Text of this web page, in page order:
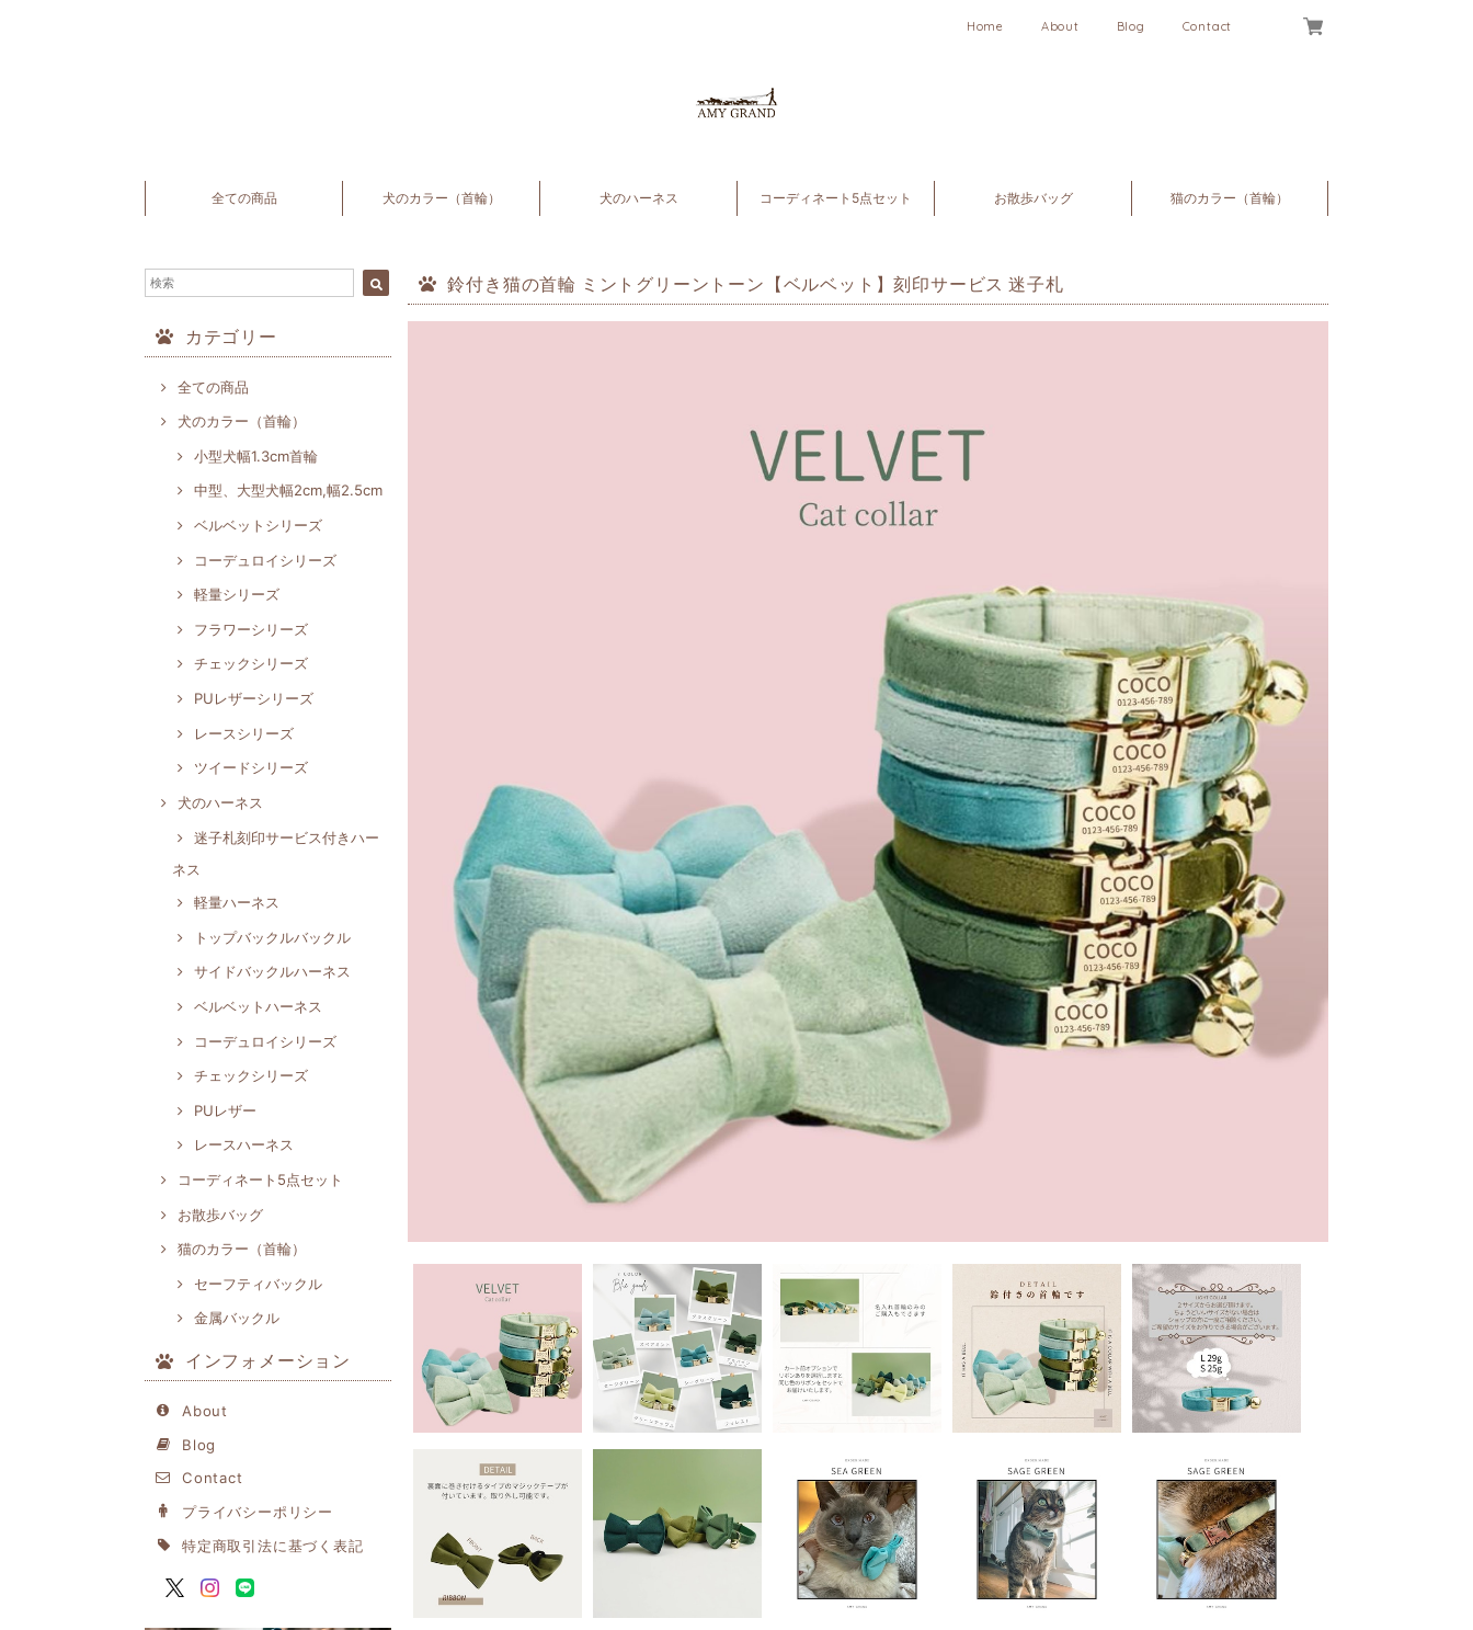
Home About Blog Contact
全ての商品 犬のカラー（首輪） 犬のハーネス コーディネート5点セット お散歩バッグ 猫のカラー（首輪）
カテゴリー
全ての商品
犬のカラー（首輪）
小型犬幅1.3cm首輪
中型、大型犬幅2cm,幅2.5cm
ベルベットシリーズ
コーデュロイシリーズ
軽量シリーズ
フラワーシリーズ
チェックシリーズ
PUレザーシリーズ
レースシリーズ
ツイードシリーズ
犬のハーネス
迷子札刻印サービス付きハー
ネス
軽量ハーネス
トップバックルバックル
サイドバックルハーネス
ベルベットハーネス
コーデュロイシリーズ
チェックシリーズ
PUレザー
レースハーネス
コーディネート5点セット
お散歩バッグ
猫のカラー（首輪）
セーフティバックル
金属バックル
インフォメーション
About
Blog
Contact
プライバシーポリシー
特定商取引法に基づく表記
鈴付き猫の首輪 ミントグリーントーン【ベルベット】刻印サービス 迷子札